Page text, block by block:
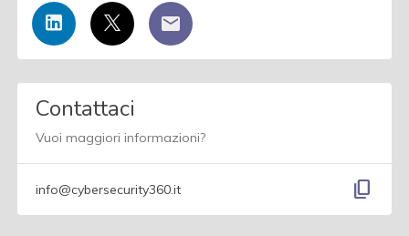
Contattaci
Vuoi maggiori informazioni?
info@cybersecurity360.it content_copy